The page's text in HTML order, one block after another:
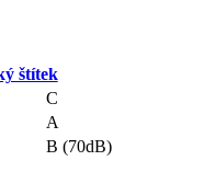
štítek
C
A
B (70dB)